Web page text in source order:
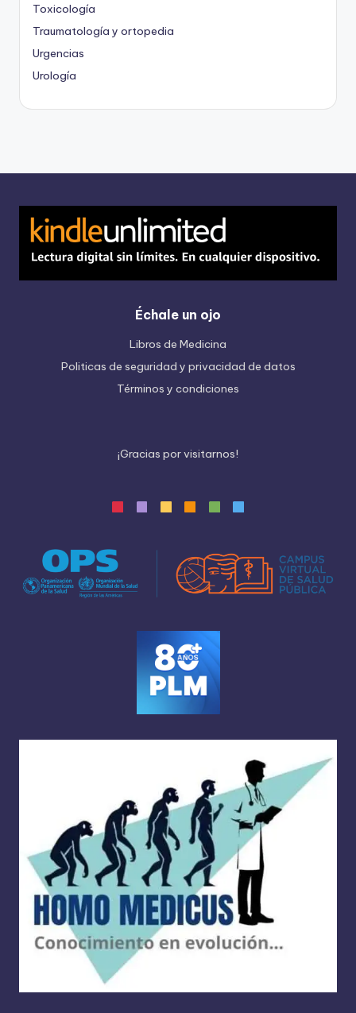
Toxicología
Traumatología y ortopedia
Urgencias
Urología
Échale un ojo
Libros de Medicina
Politicas de seguridad y privacidad de datos
Términos y condiciones
¡Gracias porvisitarnos!